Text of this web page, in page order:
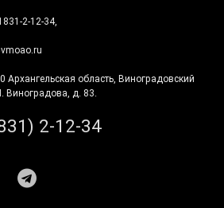
2-12-34,
Архангельская область, Виноградовский
Виноградова, д. 83.
2-12-34
Telegram